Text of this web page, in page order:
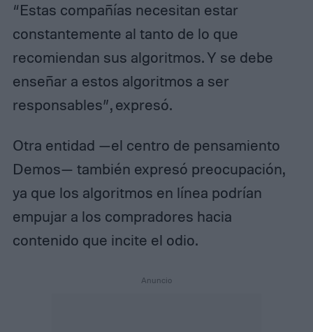
“Estas compañías necesitan estar
constantemente al tanto de lo que
recomiendan sus algoritmos. Y se debe
enseñar a estos algoritmos a ser
responsables”, expresó.
Otra entidad —el centro de pensamiento
Demos— también expresó preocupación,
ya que los algoritmos en línea podrían
empujar a los compradores hacia
contenido que incite el odio.